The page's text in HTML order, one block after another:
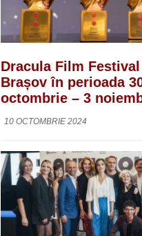
Dracula Film
Brașov în perioada
octombrie – 3
10 OCTOMBRIE 2024